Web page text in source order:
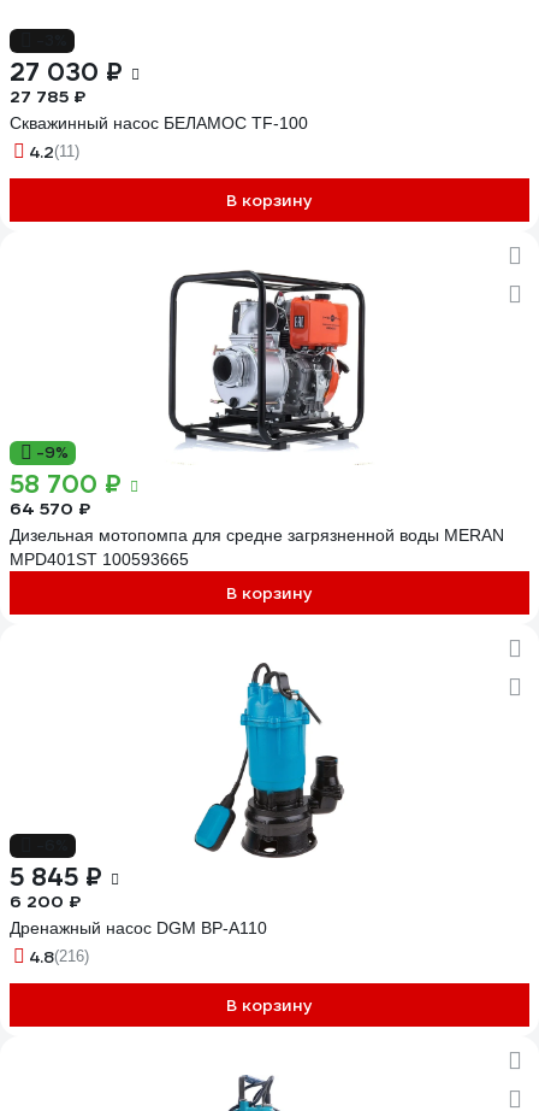
27 030 ₽
27 785 ₽
Скважинный насос БЕЛАМОС TF-100
4.2(11)
В корзину
-9%
58 700 ₽
64 570 ₽
Дизельная мотопомпа для средне загрязненной воды MERAN
MPD401ST 100593665
В корзину
5 845 ₽
6 200 ₽
Дренажный насос DGM BP-A110
4.8(216)
В корзину